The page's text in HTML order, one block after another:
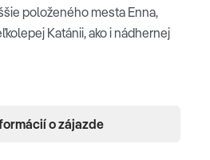
položeného mesta na
kultu Demetry (bohyne
položeného mesta Enna,
Katánii, ako i nádhernej
o zájazde